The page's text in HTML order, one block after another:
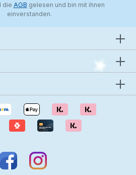
die AGB gelesen und bin mit ihnen
einverstanden.